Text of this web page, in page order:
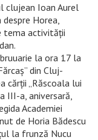
clujean Ioan Aurel
Horea,
tema activității
la ora 17 la
din Cluj-
cărții „Răscoala lui
III-a, aniversară,
Academiei
de Horia Bădescu
la frunză Nucu